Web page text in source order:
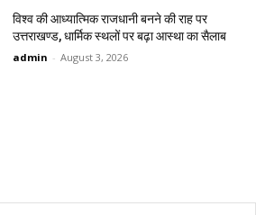
विश्व की आध्यात्मिक राजधानी बनने की राह पर
उत्तराखण्ड, धार्मिक स्थलों पर बढ़ा आस्था का सैलाब
admin - August 3, 2026